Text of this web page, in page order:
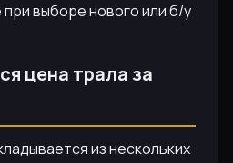
выборе нового или б/у
цена трала за
из нескольких